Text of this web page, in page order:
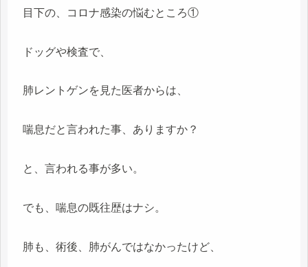
目下の、コロナ感染の悩むところ①
ドッグや検査で、
肺レントゲンを見た医者からは、
喘息だと言われた事、ありますか？
と、言われる事が多い。
でも、喘息の既往歴はナシ。
肺も、術後、肺がんではなかったけど、